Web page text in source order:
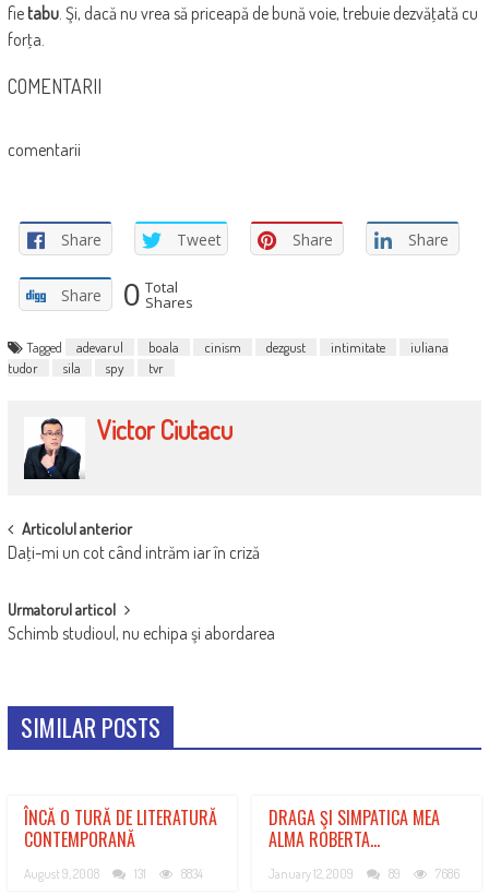
fie tabu. Şi, dacă nu vrea să priceapă de bună voie, trebuie dezvăţată cu
forţa.
COMENTARII
comentarii
Share Tweet Share Share
Share 0 Total
Shares
Tagged adevarul boala cinism dezgust intimitate
iuliana
tudor
sila spy tvr
Victor Ciutacu
POST
NAVIGATION
Articolul anterior
Daţi-mi un cot când intrăm iar în criză
Urmatorul articol
Schimb studioul, nu echipa şi abordarea
SIMILAR POSTS
ÎNCĂ O TURĂ DE LITERATURĂ
CONTEMPORANĂ
August 9, 2008 131 8834
DRAGA ŞI SIMPATICA MEA
ALMA ROBERTA…
January 12, 2009 89 7686